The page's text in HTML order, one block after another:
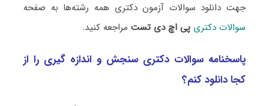
جهت دانلود سوالات آزمون دکتری همه رشته‌ها به صفحه
سوالات دکتری پی اچ دی تستمراجعه کنید.
پاسخنامه سوالات دکتری سنجش و اندازه گیری را از
کجا دانلود کنم؟